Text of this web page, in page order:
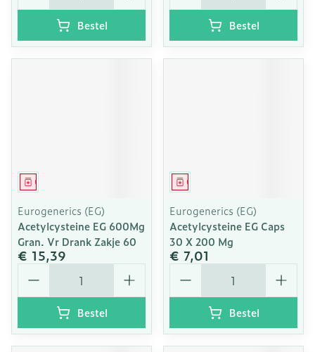
Bestel Bestel
Geneesmiddel
Eurogenerics (EG)
Acetylcysteine EG 600Mg
Gran. Vr Drank Zakje 60
€ 15,39
Aantal
Bestel
Geneesmiddel
Eurogenerics (EG)
Acetylcysteine EG Caps
30 X 200 Mg
€ 7,01
Aantal
Bestel